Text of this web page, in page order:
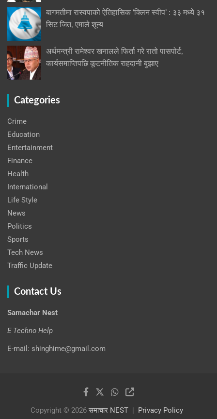
बागमतीमा रास्वपाको ऐतिहासिक ‘क्लिन स्वीप’ : ३३ मध्ये ३१
सिट जित, एमाले शून्य
अर्थमन्त्री रामेश्वर खनालले फिर्ता गरे रातो पासपोर्ट,
कार्यसमाप्तिपछि कूटनीतिक राहदानी बुझाए
Categories
Crime
Education
Entertainment
Finance
Health
International
Life Style
News
Politics
Sports
Tech News
Traffic Update
Contact Us
Samachar Nest
E Techno Help
E-mail: shinghime@gmail.com
Copyright © 2026 समाचार NEST Privacy Policy